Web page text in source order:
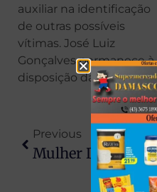
auxiliar na identificação
de outras possíveis
vítimas. José Luiz
Gonçalves permanece à
disposição da Justiça.
Previous
Mulher De 37 Anos Que Fingiu Ter 12 Ganhou Festa Infantil E Tratamento Com Mounjaro